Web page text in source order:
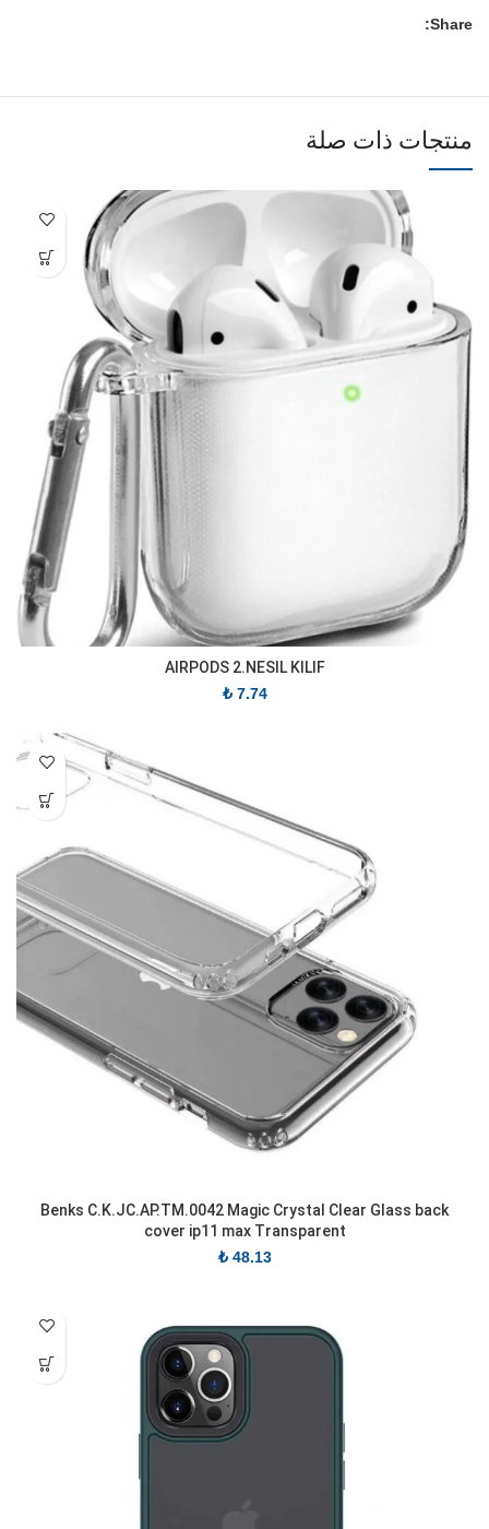
Share:
منتجات ذات صلة
AIRPODS 2.NESIL KILIF
₺7.74
Benks C.K.JC.AP.TM.0042 Magic Crystal Clear Glass back
cover ip11 max Transparent
₺48.13